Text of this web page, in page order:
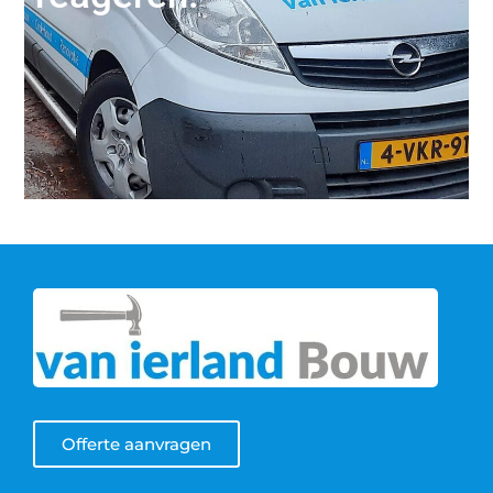
Offerte aanvragen